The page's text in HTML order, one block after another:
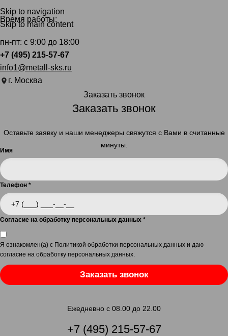
Skip to navigation
Skip to main content
Время работы:
пн-пт: с 9:00 до 18:00
+7 (495) 215-57-67
info1@metall-sks.ru
г. Москва
Заказать звонок
Заказать звонок
Оставьте заявку и наши менеджеры свяжутся с Вами в считанные
минуты.
Имя
Телефон *
Согласие на обработку персональных данных *
Я ознакомлен(а) с Политикой обработки персональных данных и даю
согласие на обработку персональных данных
Заказать звонок
Ежедневно с 08.00 до 22.00
+7 (495) 215-57-67